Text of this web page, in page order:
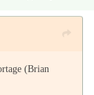
(Brian